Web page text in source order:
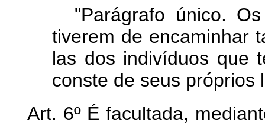
"Parágrafo único.
tiverem de encaminhar
las dos indivíduos que
conste de seus próprios
Art. 6º É facultada,